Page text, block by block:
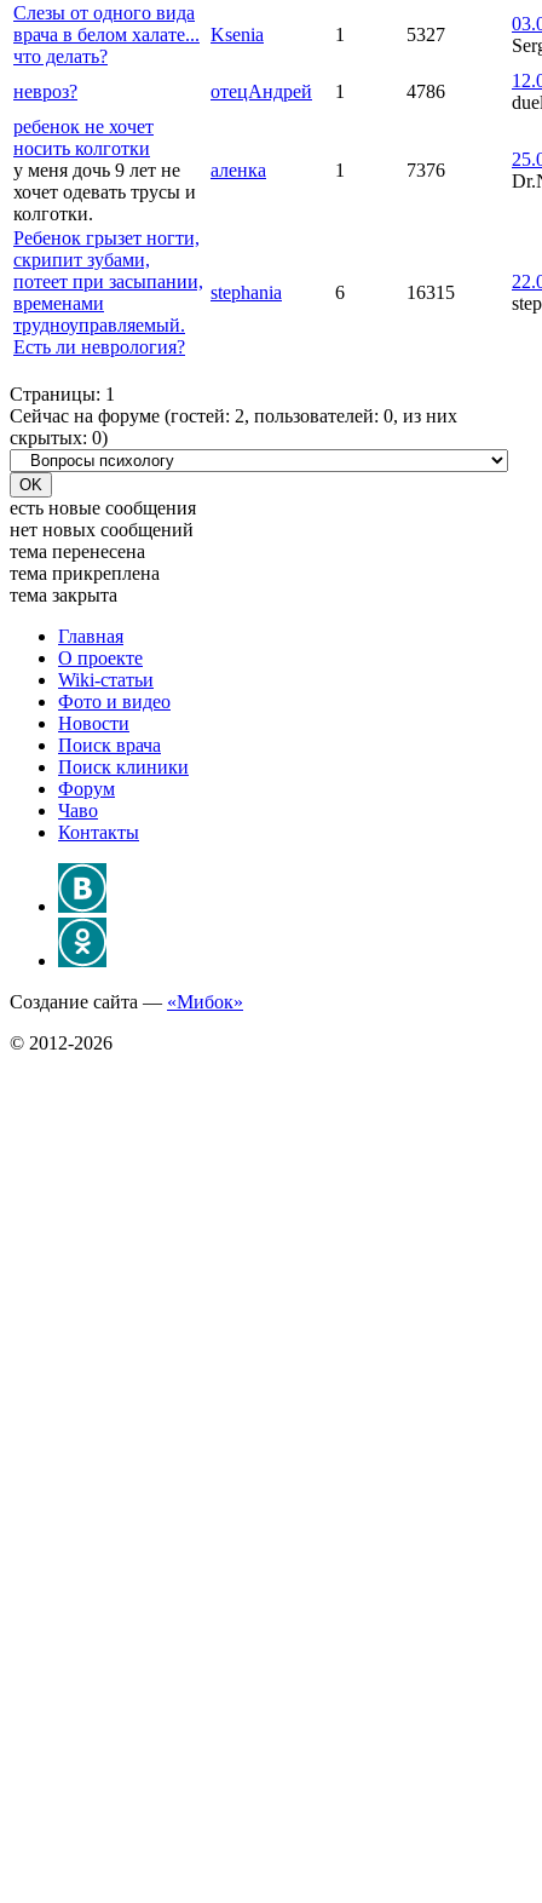
Слезы от одного вида
врача в белом халате...
что делать?
Ksenia 1 5327
невроз? отецАндрей 1 4786
ребенок не хочет
носить колготки
у меня дочь 9 лет не
хочет одевать трусы и
колготки.
аленка 1 7376
Ребенок грызет ногти,
скрипит зубами,
потеет при засыпании,
временами
трудноуправляемый.
Есть ли неврология?
stephania 6 16315
Страницы: 1
Сейчас на форуме (гостей: 2, пользователей: 0, из них
скрытых: 0)
есть новые сообщения
нет новых сообщений
тема перенесена
тема прикреплена
тема закрыта
Главная
О проекте
Wiki-статьи
Фото и видео
Новости
Поиск врача
Поиск клиники
Форум
Чаво
Контакты
Создание сайта — «Мибок»
© 2012-2026